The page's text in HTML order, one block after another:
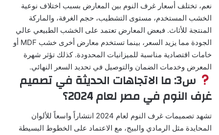
نعم، تختلف أسعار غرف النوم بين المعارض بسبب اختلاف نوعية
الخشب المستخدم، مستوى التشطيب، حجم الغرفة، والماركة
المنتجة للأثاث. فبعض المعارض تعتمد على الخشب الطبيعي عالي
الجودة مما يزيد السعر، بينما تستخدم معارض أخرى خشب MDF أو
خامات اقتصادية مناسبة للميزانيات المحدودة. كذلك تؤثر شهرة
المعرض وخدمات الضمان والتوصيل في تحديد السعر النهائي.
س3: ما الاتجاهات الحديثة في تصميم
غرف النوم في مصر لعام 2024؟
تشهد تصميمات غرف النوم لعام 2024 انتشاراً واسعاً للألوان
المحايدة مثل الرمادي والبيج، مع الاعتماد على الخطوط البسيطة